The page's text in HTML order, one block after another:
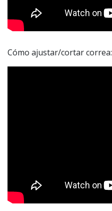
Cómo ajustar/cortar correa: